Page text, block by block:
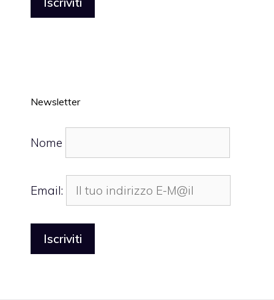
Newsletter
Nome
Email: